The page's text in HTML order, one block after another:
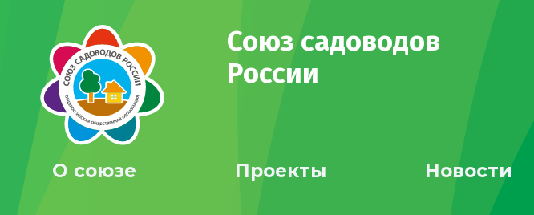
Союз садоводов
России
О союзе Проекты Новости